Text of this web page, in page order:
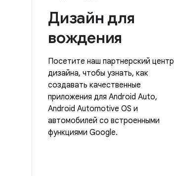
Дизайн для
вождения
Посетите наш партнерский центр
дизайна, чтобы узнать, как
создавать качественные
приложения для Android Auto,
Android Automotive OS и
автомобилей со встроенными
функциями Google.